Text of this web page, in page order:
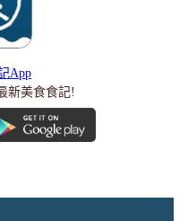
App
新美食食記!